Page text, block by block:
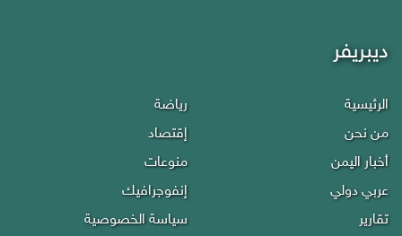
ديبريفر
الرئيسية
من نحن
أخبار اليمن
عربي دولي
تقارير
رياضة
إقتصاد
منوعات
إنفوجرافيك
سياسة الخصوصية